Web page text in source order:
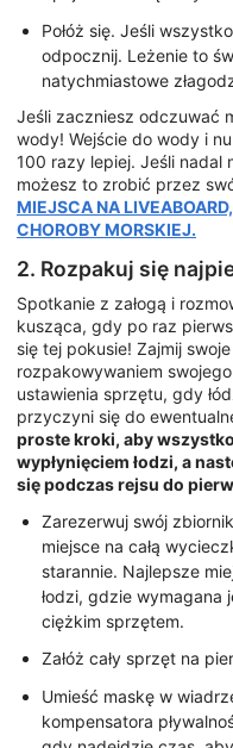
Połóż się. Jeśli
odpocznij. Leżenie to
natychmiastowe
Jeśli zaczniesz odczuwać
wody! Wejście do wody i
100 razy lepiej. Jeśli nadal
możesz to zrobić przez
MIEJSCA NA
CHOROBY MORSKIEJ.
2. Rozpakuj się
Spotkanie z załogą i
kusząca, gdy po raz
się tej pokusie! Zajmij
rozpakowywaniem
ustawienia sprzętu, gdy
przyczyni się do
proste kroki, aby
wypłynięciem łodzi, a
się podczas rejsu do
Zarezerwuj swój
miejsce na całą
starannie. Najlepsze
łodzi, gdzie wymagana
ciężkim sprzętem.
Załóż cały sprzęt na
Umieść maskę w
kompensatora